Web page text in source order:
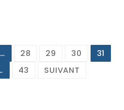
… 28 29 30
31
43 SUIVANT